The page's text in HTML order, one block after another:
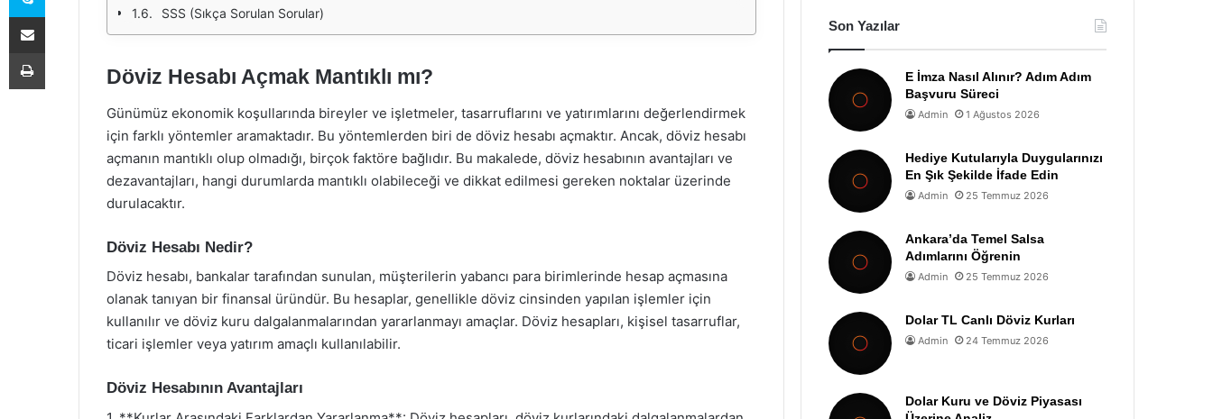
SSS (Sıkça Sorulan Sorular)
Döviz Hesabı Açmak Mantıklı mı?
Günümüz ekonomik koşullarında bireyler ve işletmeler, tasarruflarını ve yatırımlarını değerlendirmek
için farklı yöntemler aramaktadır. Bu yöntemlerden biri de döviz hesabı açmaktır. Ancak, döviz hesabı
açmanın mantıklı olup olmadığı, birçok faktöre bağlıdır. Bu makalede, döviz hesabının avantajları ve
dezavantajları, hangi durumlarda mantıklı olabileceği ve dikkat edilmesi gereken noktalar üzerinde
durulacaktır.
Döviz Hesabı Nedir?
Döviz hesabı, bankalar tarafından sunulan, müşterilerin yabancı para birimlerinde hesap açmasına
olanak tanıyan bir finansal üründür. Bu hesaplar, genellikle döviz cinsinden yapılan işlemler için
kullanılır ve döviz kuru dalgalanmalarından yararlanmayı amaçlar. Döviz hesapları, kişisel tasarruflar,
ticari işlemler veya yatırım amaçlı kullanılabilir.
Döviz Hesabının Avantajları
Son Yazılar
E İmza Nasıl Alınır? Adım Adım
Başvuru Süreci
Admin 1 Ağustos 2026
Hediye Kutularıyla Duygularınızı
En Şık Şekilde İfade Edin
Admin 25 Temmuz 2026
Ankara’da Temel Salsa
Adımlarını Öğrenin
Admin 25 Temmuz 2026
Dolar TL Canlı Döviz Kurları
Admin 24 Temmuz 2026
Dolar Kuru ve Döviz Piyasası
E-Posta ile paylaş